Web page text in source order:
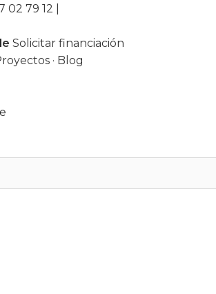
02 79 12
Solicitar financiación
· Blog